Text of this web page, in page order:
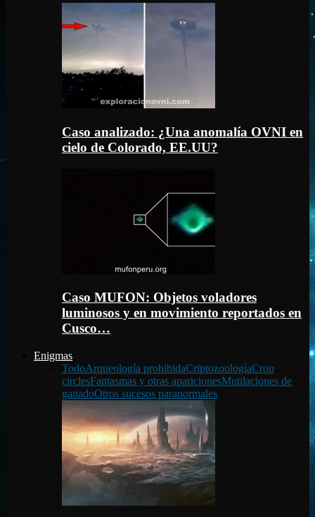
Caso analizado: ¿Una anomalía OVNI en
cielo de Colorado, EE.UU?
Caso MUFON: Objetos voladores
luminosos y en movimiento reportados en
Cusco…
Enigmas
TodoArqueología prohibidaCriptozoologíaCrop
circlesFantasmas y otras aparicionesMutilaciones de
ganadoOtros sucesos paranormales